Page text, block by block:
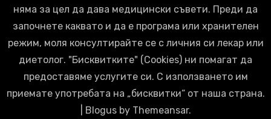
няма за цел да дава медицински съвети. Преди да
започнете каквато и да е програма или хранителен
режим, моля консултирайте се с личния си лекар или
диетолог. "Бисквитките" (Cookies) ни помагат да
предоставяме услугите си. С използването им
приемате употребата на „бисквитки“ от наша страна.
Blogusby Themeansar.